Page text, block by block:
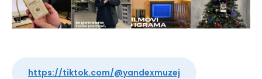
https://tiktok.com/@yandexmuzej